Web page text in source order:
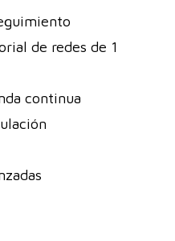
de redes de 1
continua